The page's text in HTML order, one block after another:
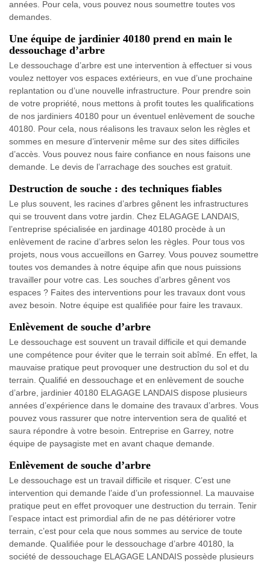
années. Pour cela, vous pouvez nous soumettre toutes vos
demandes.
Une équipe de jardinier 40180 prend en main le
dessouchage d’arbre
Le dessouchage d’arbre est une intervention à effectuer si vous
voulez nettoyer vos espaces extérieurs, en vue d’une prochaine
replantation ou d’une nouvelle infrastructure. Pour prendre soin
de votre propriété, nous mettons à profit toutes les qualifications
de nos jardiniers 40180 pour un éventuel enlèvement de souche
40180. Pour cela, nous réalisons les travaux selon les règles et
sommes en mesure d’intervenir même sur des sites difficiles
d’accès. Vous pouvez nous faire confiance en nous faisons une
demande. Le devis de l’arrachage des souches est gratuit.
Destruction de souche : des techniques fiables
Le plus souvent, les racines d’arbres gênent les infrastructures
qui se trouvent dans votre jardin. Chez ELAGAGE LANDAIS,
l’entreprise spécialisée en jardinage 40180 procède à un
enlèvement de racine d’arbres selon les règles. Pour tous vos
projets, nous vous accueillons en Garrey. Vous pouvez soumettre
toutes vos demandes à notre équipe afin que nous puissions
travailler pour votre cas. Les souches d’arbres gênent vos
espaces ? Faites des interventions pour les travaux dont vous
avez besoin. Notre équipe est qualifiée pour faire les travaux.
Enlèvement de souche d’arbre
Le dessouchage est souvent un travail difficile et qui demande
une compétence pour éviter que le terrain soit abîmé. En effet, la
mauvaise pratique peut provoquer une destruction du sol et du
terrain. Qualifié en dessouchage et en enlèvement de souche
d’arbre, jardinier 40180 ELAGAGE LANDAIS dispose plusieurs
années d’expérience dans le domaine des travaux d’arbres. Vous
pouvez vous rassurer que notre intervention sera de qualité et
saura répondre à votre besoin. Entreprise en Garrey, notre
équipe de paysagiste met en avant chaque demande.
Enlèvement de souche d’arbre
Le dessouchage est un travail difficile et risquer. C’est une
intervention qui demande l’aide d’un professionnel. La mauvaise
pratique peut en effet provoquer une destruction du terrain. Tenir
l’espace intact est primordial afin de ne pas détériorer votre
terrain, c’est pour cela que nous sommes au service de toute
demande. Qualifiée pour le dessouchage d’arbre 40180, la
société de dessouchage ELAGAGE LANDAIS possède plusieurs